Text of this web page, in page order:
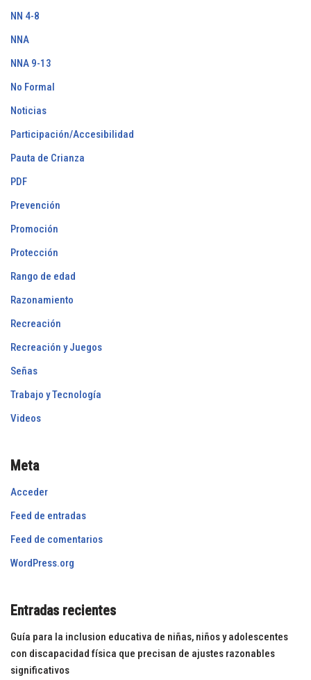
NN 4-8
NNA
NNA 9-13
No Formal
Noticias
Participación/Accesibilidad
Pauta de Crianza
PDF
Prevención
Promoción
Protección
Rango de edad
Razonamiento
Recreación
Recreación y Juegos
Señas
Trabajo y Tecnología
Videos
Meta
Acceder
Feed de entradas
Feed de comentarios
WordPress.org
Entradas recientes
Guía para la inclusion educativa de niñas, niños y adolescentes
con discapacidad física que precisan de ajustes razonables
significativos